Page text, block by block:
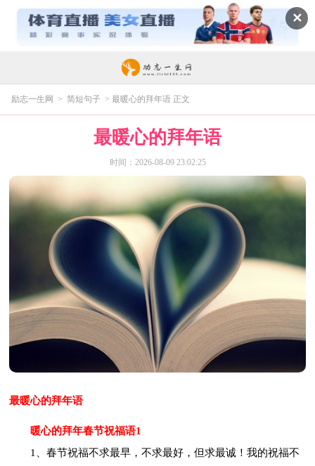
✕
励志一生网 > 简短句子 > 最暖心的拜年语 正文
最暖心的拜年语
时间：2026-08-09 23:02:25
最暖心的拜年语
暖心的拜年春节祝福语1
1、春节祝福不求最早，不求最好，但求最诚！我的祝福不